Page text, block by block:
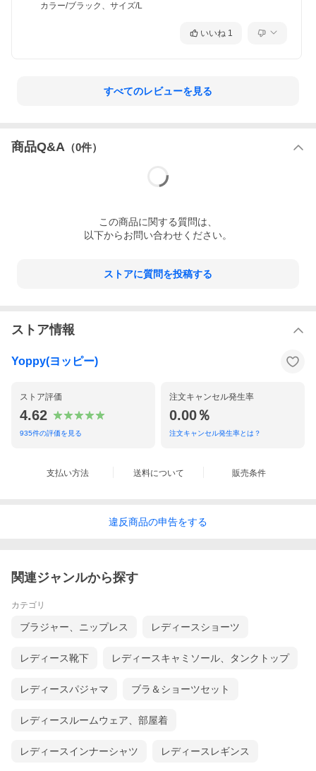
カラー/ブラック、サイズ/L
いいね 1
すべてのレビューを見る
商品Q&A （0件）
この商品に関する質問は、
以下からお問い合わせください。
ストアに質問を投稿する
ストア情報
Yoppy(ヨッピー)
ストア評価
4.62
935件の評価を見る
注文キャンセル発生率
0.00％
注文キャンセル発生率とは？
支払い方法 送料について 販売条件
違反商品の申告をする
関連ジャンルから探す
カテゴリ
ブラジャー、ニップレス レディースショーツ
レディース靴下 レディースキャミソール、タンクトップ
レディースパジャマ ブラ＆ショーツセット
レディースルームウェア、部屋着
レディースインナーシャツ レディースレギンス